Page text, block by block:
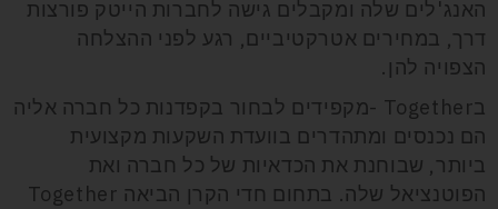
האנג'לים שלה ומקבלים גישה לחברות הייטק פורצות
דרך, במחירים אטרקטיביים, רגע לפני ההצלחה
הצפויה להן.
בTogether -מקפידים לבחור בקפדנות כל חברה אליה
הם נכנסים ומתהדרים בוועדת השקעות מקצועית
ביותר, שבוחנת את הכדאיות של כל חברה ואת
הפוטנציאל שלה. בתחום חדי הקרן הביאה Together